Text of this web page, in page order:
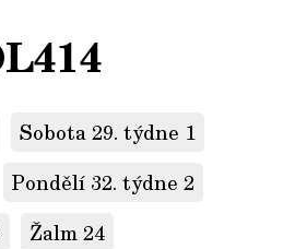
Sobota 29. týdne 1
Pondělí 32. týdne 2
Žalm 24